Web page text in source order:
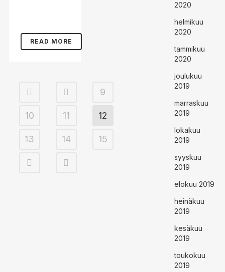
READ MORE
9
10 11 12
13 14 15
2020
helmikuu
2020
tammikuu
2020
joulukuu
2019
marraskuu
2019
lokakuu
2019
syyskuu
2019
elokuu 2019
heinäkuu
2019
kesäkuu
2019
toukokuu
2019